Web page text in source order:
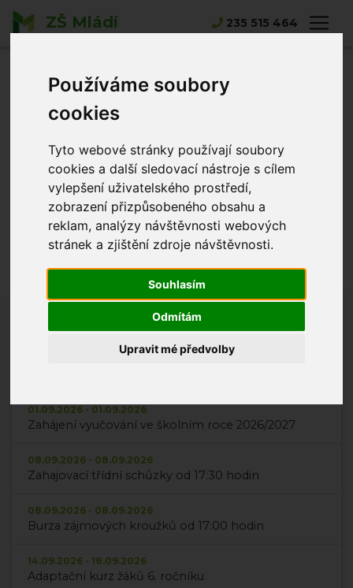
Používáme soubory
cookies
Tyto webové stránky používají soubory
cookies a další sledovací nástroje s cílem
vylepšení uživatelského prostředí,
zobrazení přizpůsobeného obsahu a
reklam, analýzy návštěvnosti webových
stránek a zjištění zdroje návštěvnosti.
Souhlasím
Odmítám
Upravit mé předvolby
ZŠ Mládí 235 515 464
Bakaláři -
přihlášení
Přihlášení: https://zsmladi.bakalari.cz/
Návod Bakaláři
Blížící se akce
24.08.2026 - 31.08.2026
Možnost dodatečného vyzvednutí vysvědčení -
01.09.2026 - 01.09.2026
Zahájení vyučování ve školním roce 2026/2027
08.09.2026 - 08.09.2026
Zahajovací třídní schůzky od 17:30 hodin
08.09.2026 - 08.09.2026
Burza zájmových kroužků od 17:00 hodin
14.09.2026 - 18.09.2026
Adaptační kurz žáků 6. ročníku